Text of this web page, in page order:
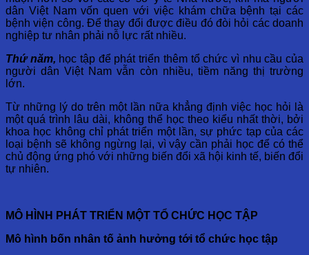
dân Việt Nam vốn quen với việc khám chữa bệnh tại các
bệnh viện công. Để thay đổi được điều đó đòi hỏi các doanh
nghiệp tư nhân phải nỗ lực rất nhiều.
Thứ năm, học tập để phát triển thêm tổ chức vì nhu cầu của
người dân Việt Nam vẫn còn nhiều, tiềm năng thị trường
lớn.
Từ những lý do trên một lần nữa khẳng định việc học hỏi là
một quá trình lâu dài, không thể học theo kiểu nhất thời, bởi
khoa học không chỉ phát triển một lần, sự phức tạp của các
loại bệnh sẽ không ngừng lại, vì vậy cần phải học để có thể
chủ động ứng phó với những biến đổi xã hội kinh tế, biến đổi
tự nhiên.
MÔ HÌNH PHÁT TRIỂN MỘT TỔ CHỨC HỌC TẬP
Mô hình bốn nhân tố ảnh hưởng tới tổ chức học tập